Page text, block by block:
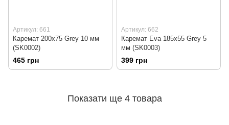
Артикул: 661
Каремат 200х75 Grey 10 мм
(SK0002)
465 грн
Артикул: 662
Каремат Eva 185х55 Grey 5
мм (SK0003)
399 грн
Показати ще 4 товара